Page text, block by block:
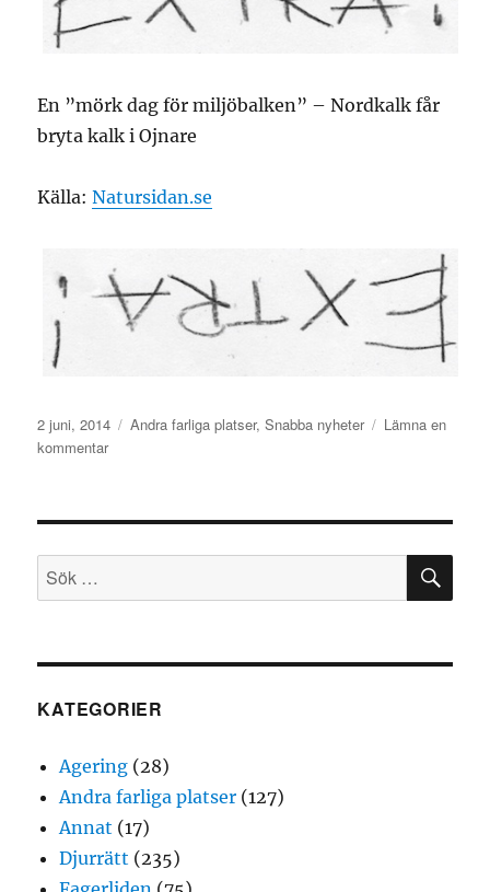
En ”mörk dag för miljöbalken” – Nordkalk får
bryta kalk i Ojnare
Källa:Natursidan.se
Publicerat
den
2 juni, 2014 Kategorier
Andra farliga platser,Snabba nyheter
Lämna en
kommentartill
dag
miljöbalken”
Sök
efter:
SÖK
KATEGORIER
Agering (28)
Andra farliga platser (127)
Annat (17)
Djurrätt (235)